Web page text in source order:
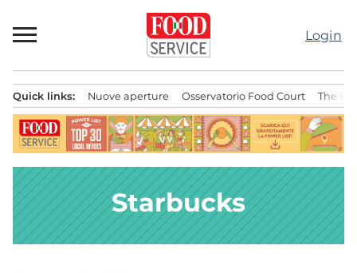
al
contenuto
Login
principale
Quick links: Nuove aperture Osservatorio Food Court The
Starbucks